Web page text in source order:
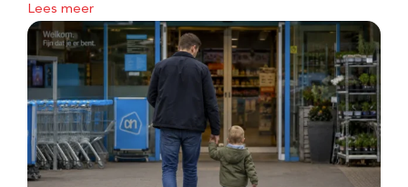
Lees meer